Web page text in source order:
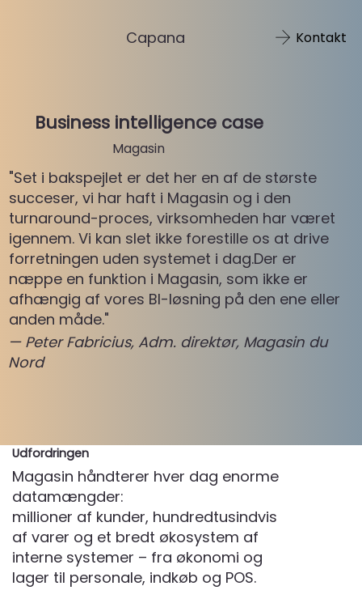
Capana Kontakt
Business intelligence case
Magasin
"Set i bakspejlet er det her en af de største
succeser, vi har haft i Magasin og i den
turnaround-proces, virksomheden har været
igennem. Vi kan slet ikke forestille os at drive
forretningen uden systemet i dag.Der er
næppe en funktion i Magasin, som ikke er
afhængig af vores BI-løsning på den ene eller
anden måde."
— Peter Fabricius, Adm. direktør, Magasin du
Nord
Udfordringen
Magasin håndterer hver dag enorme
datamængder:
millioner af kunder, hundredtusindvis
af varer og et bredt økosystem af
interne systemer – fra økonomi og
lager til personale, indkøb og POS.